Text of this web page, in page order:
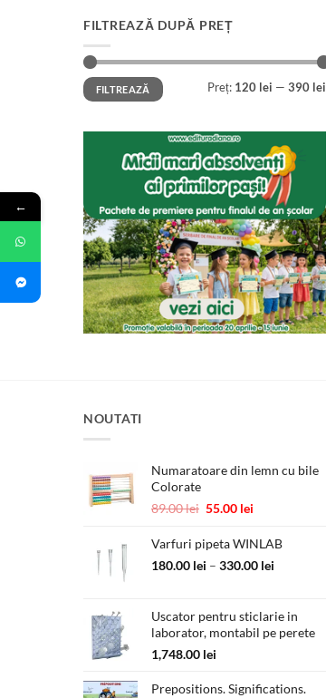
FILTREAZĂ DUPĂ PREȚ
Preț
minim
Preț
maximFILTREAZĂ Preț: 120 lei — 390 lei
NOUTATI
Numaratoare din lemn cu bile
Colorate
89.00lei Prețul
a
fost:
55.00 lei
este:
55.00 lei.
Varfuri pipeta WINLAB
180.00 lei – 330.00 lei
180.00 lei
până
Uscator pentru sticlarie in
laborator, montabil pe perete
1,748.00 lei
Prepositions. Significations.
←